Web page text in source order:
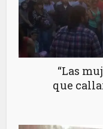
“Las
que